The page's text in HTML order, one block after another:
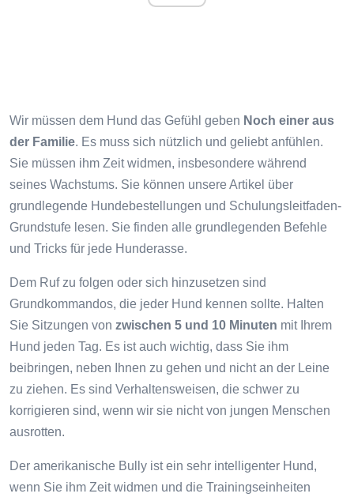
Wir müssen dem Hund das Gefühl geben Noch einer aus
der Familie. Es muss sich nützlich und geliebt anfühlen.
Sie müssen ihm Zeit widmen, insbesondere während
seines Wachstums. Sie können unsere Artikel über
grundlegende Hundebestellungen und Schulungsleitfaden-
Grundstufe lesen. Sie finden alle grundlegenden Befehle
und Tricks für jede Hunderasse.
Dem Ruf zu folgen oder sich hinzusetzen sind
Grundkommandos, die jeder Hund kennen sollte. Halten
Sie Sitzungen von zwischen 5 und 10 Minuten mit Ihrem
Hund jeden Tag. Es ist auch wichtig, dass Sie ihm
beibringen, neben Ihnen zu gehen und nicht an der Leine
zu ziehen. Es sind Verhaltensweisen, die schwer zu
korrigieren sind, wenn wir sie nicht von jungen Menschen
ausrotten.
Der amerikanische Bully ist ein sehr intelligenter Hund,
wenn Sie ihm Zeit widmen und die Trainingseinheiten